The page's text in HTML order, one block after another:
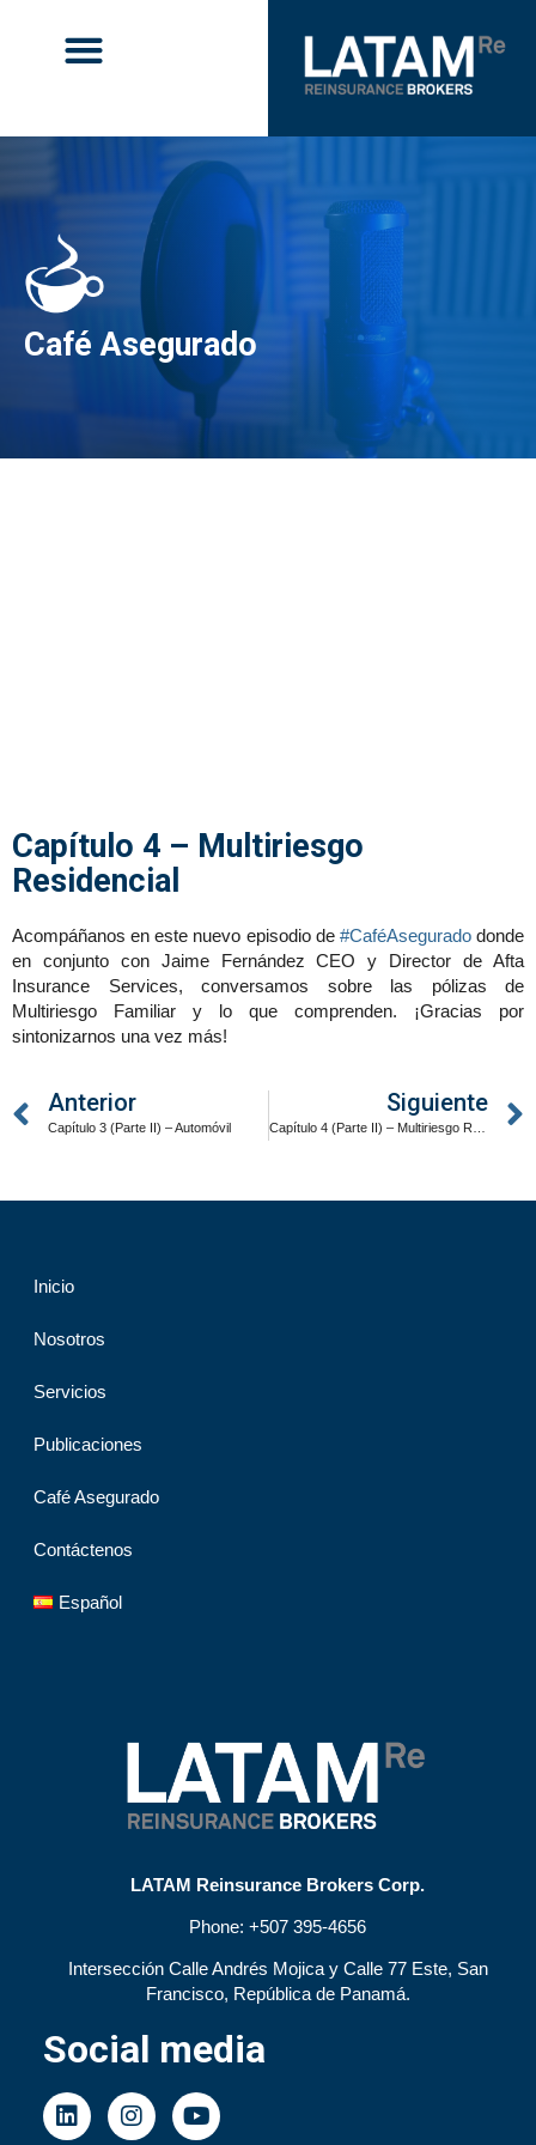
Café Asegurado
Capítulo 4 – Multiriesgo
Residencial
Acompáñanos en este nuevo episodio de #CaféAseguradodonde
en conjunto con Jaime Fernández CEO y Director de Afta
Insurance Services, conversamos sobre las pólizas de
Multiriesgo Familiar y lo que comprenden. ¡Gracias por
sintonizarnos una vez más!
Anterior
Capítulo 3 (Parte II) – Automóvil
Siguiente
Inicio
Nosotros
Servicios
Publicaciones
Café Asegurado
Contáctenos
Español
LATAM Reinsurance Brokers Corp.
Phone: +507 395-4656
Intersección Calle Andrés Mojica y Calle 77 Este, San
Francisco, República de Panamá.
Social media